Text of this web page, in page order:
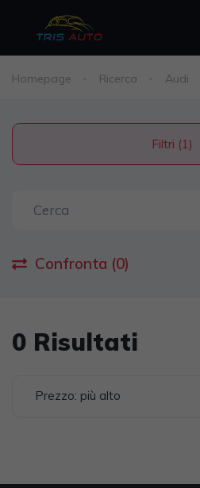
Homepage Ricerca Audi
Filtri (1)
Confronta (0)
0 Risultati
Prezzo: più alto